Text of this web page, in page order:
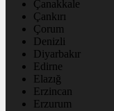
Çanakkale
Çankırı
Çorum
Denizli
Diyarbakır
Edirne
Elazığ
Erzincan
Erzurum